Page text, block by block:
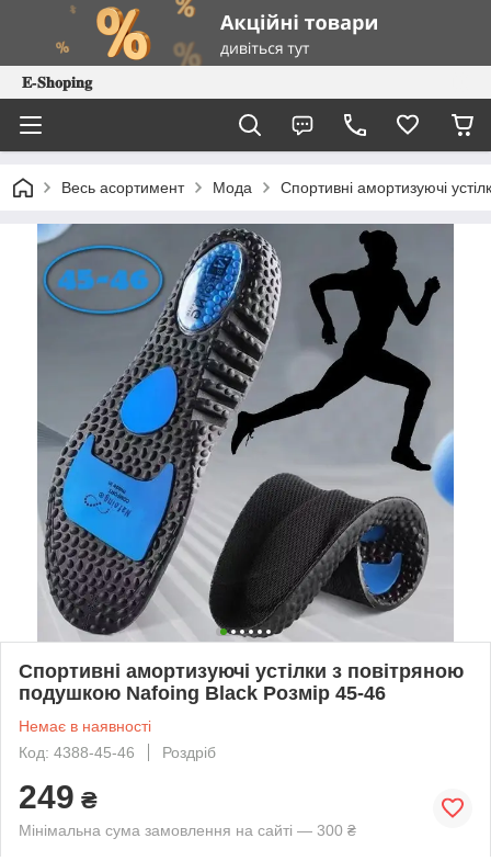
𝐄-𝐒𝐡𝐨𝐩𝐢𝐧𝐠
Весь асортимент Мода Спортивні амортизуючі
Спортивні амортизуючі устілки з повітряною
подушкою Nafoing Black Розмір 45-46
Немає в наявності
Код: 4388-45-46
Роздріб
249 ₴
Мінімальна сума замовлення на сайті — 300 ₴